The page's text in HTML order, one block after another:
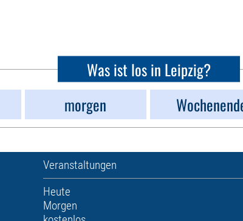
Was ist los in Leipzig?
morgen
Veranstaltungen
Heute
Morgen